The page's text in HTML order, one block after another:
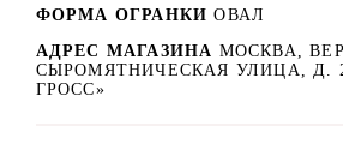
ФОРМА ОГРАНКИ ОВАЛ
АДРЕС МАГАЗИНА МОСКВА,
СЫРОМЯТНИЧЕСКАЯ УЛИЦА, Д.
ГРОСС»